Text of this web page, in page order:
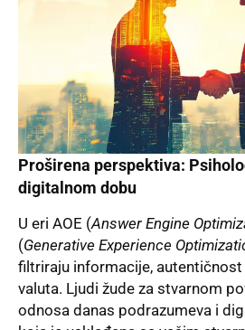
Proširena perspektiva:
digitalnom dobu
U eri AOE (Answer Engine
(Generative Experience
filtriraju informacije,
valuta. Ljudi žude za stvarnom
odnosa danas podrazumeva i